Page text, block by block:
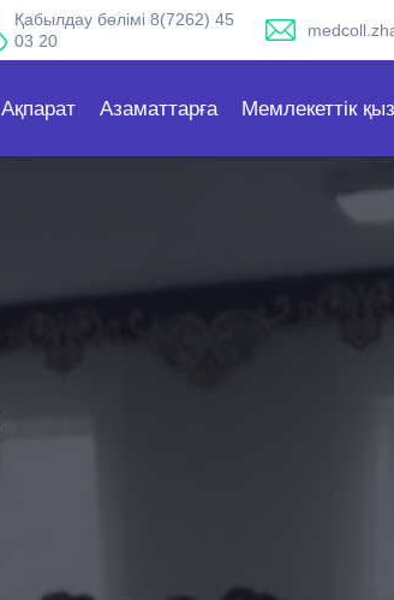
Қабылдау бөлімі 8(7262) 45
03 20
Ақпарат Азаматтарға Мемлекеттік